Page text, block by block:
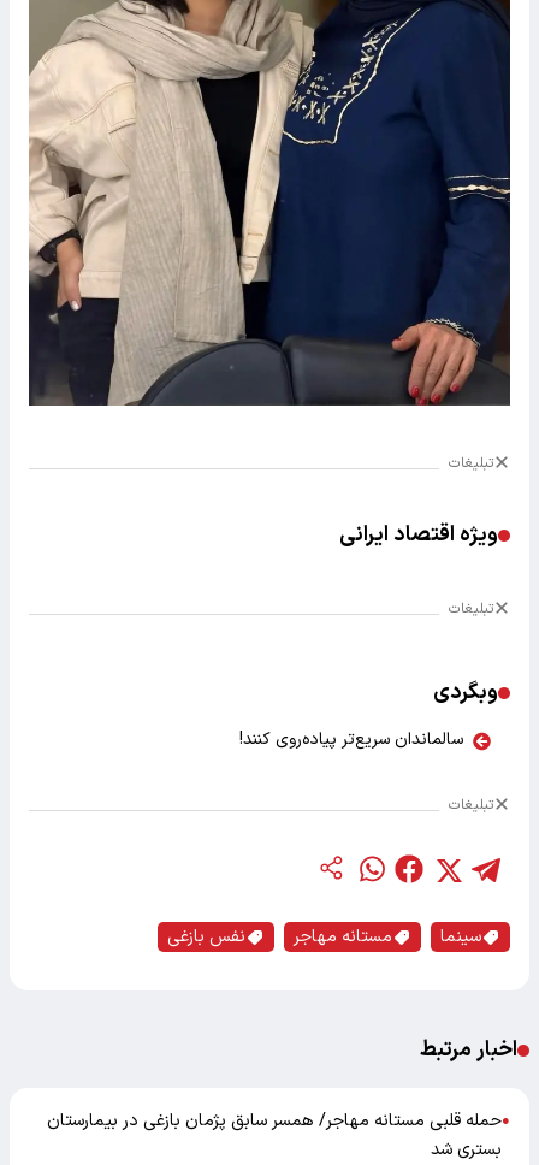
تبلیغات
ویژه اقتصاد ایرانی
تبلیغات
وبگردی
سالماندان سریع‌تر پیاده‌روی کنند!
تبلیغات
سینما مستانه مهاجر نفس بازغی
اخبار مرتبط
●حمله قلبی مستانه مهاجر/ همسر سابق پژمان بازغی در بیمارستان
بستری شد